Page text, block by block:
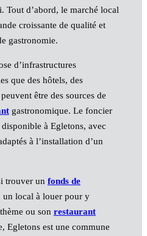
Tout d’abord, le marché local
croissante de qualité et
gastronomie.
d’infrastructures
que des hôtels, des
être des sources de
gastronomique. Le foncier
à Egletons, avec
à l’installation d’un
trouver un fonds de
local à louer pour y
ou son restaurant
Egletons est une commune